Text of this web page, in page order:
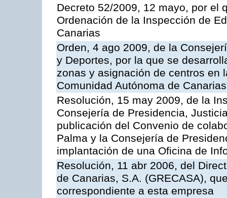
Decreto 52/2009, 12 mayo, por el
Ordenación de la Inspección de
Canarias
Orden, 4 ago 2009, de la
y Deportes, por la que se
zonas y asignación de centros en
Comunidad Autónoma de Canarias
Resolución, 15 may 2009, de la
Consejería de Presidencia,
publicación del Convenio de
Palma y la Consejería de
implantación de una Oficina de
Resolución, 11 abr 2006, del
de Canarias, S.A. (GRECASA),
correspondiente a esta empresa